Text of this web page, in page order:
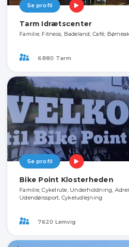
Se profil
Tarm Idrætscenter
Familie, Fitness, Badeland, Café,
6880 Tarm
Se profil
Bike Point Klosterheden
Familie, Cykelrute, Underholdning,
Udendørssport, Cykeludlejning
7620 Lemvig